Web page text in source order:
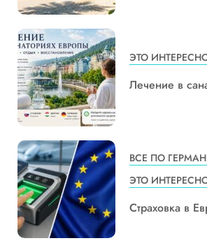
ЭТО
Лечение в
ВСЕ ПО
ЭТО
Страховка в